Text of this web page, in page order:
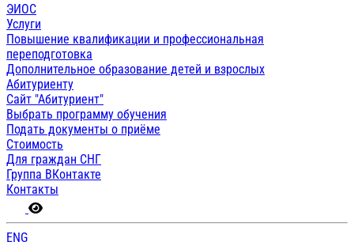
ЭИОС
Услуги
Повышение квалификации и профессиональная
переподготовка
Дополнительное образование детей и взрослых
Абитуриенту
Сайт "Абитуриент"
Выбрать программу обучения
Подать документы о приёме
Стоимость
Для граждан СНГ
Группа ВКонтакте
Контакты
ENG